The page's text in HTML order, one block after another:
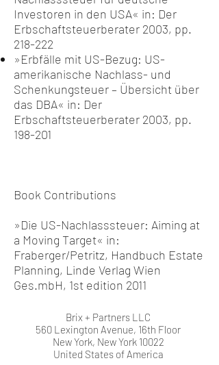
Investoren in den USA« in: Der
Erbschaftsteuerberater 2003, pp.
218-222
»Erbfälle mit US-Bezug: US-
amerikanische Nachlass- und
Schenkungsteuer – Übersicht über
das DBA« in: Der
Erbschaftsteuerberater 2003, pp.
198-201
Book Contributions
»Die US-Nachlasssteuer: Aiming at
a Moving Target« in:
Fraberger/Petritz, Handbuch Estate
Planning, Linde Verlag Wien
Ges.mbH, 1st edition 2011
Brix + Partners LLC
560 Lexington Avenue, 16th Floor
New York, New York 10022
United States of America